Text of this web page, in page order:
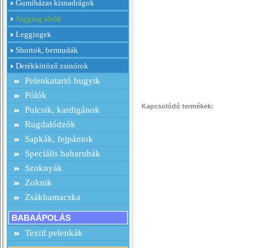
Gumiházas kisnadrágok
Jogging alsók
Leggingek
Shortok, bermudák
Derékkötöző zsinórok
Pelenkatartó bugyik
Pólók
Pulcsik, kardigánok
Rugdalódzók
Sapkák, fejpántok
Speciális babaruhák
Szoknyák
Zoknik
Zsákbamacska
BABAÁPOLÁS
Textil pelenkák
Kapcsolódó termékek: